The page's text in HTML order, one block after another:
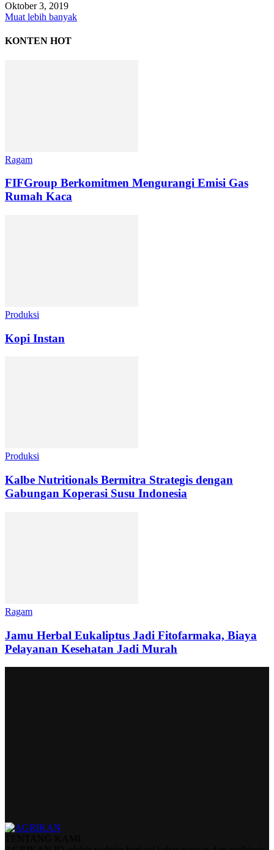
Oktober 3, 2019
Muat lebih banyak
KONTEN HOT
Ragam
FIFGroup Berkomitmen Mengurangi Emisi Gas
Rumah Kaca
Produksi
Kopi Instan
Produksi
Kalbe Nutritionals Bermitra Strategis dengan
Gabungan Koperasi Susu Indonesia
Ragam
Jamu Herbal Eukaliptus Jadi Fitofarmaka, Biaya
Pelayanan Kesehatan Jadi Murah